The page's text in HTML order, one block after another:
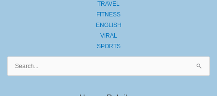
TRAVEL
FITNESS
ENGLISH
VIRAL
SPORTS